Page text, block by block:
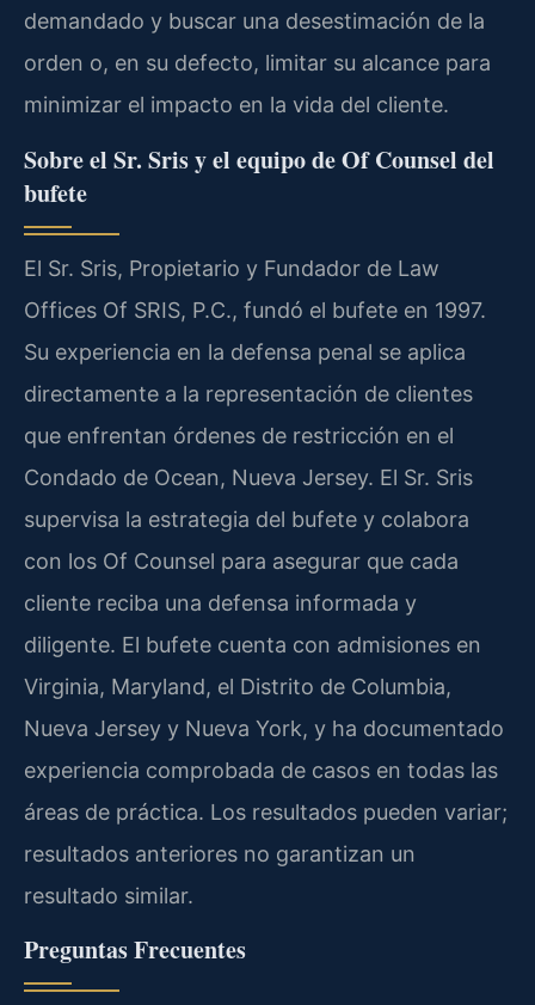
demandado y buscar una desestimación de la
orden o, en su defecto, limitar su alcance para
minimizar el impacto en la vida del cliente.
Sobre el Sr. Sris y el equipo de Of Counsel del
bufete
El Sr. Sris, Propietario y Fundador de Law
Offices Of SRIS, P.C., fundó el bufete en 1997.
Su experiencia en la defensa penal se aplica
directamente a la representación de clientes
que enfrentan órdenes de restricción en el
Condado de Ocean, Nueva Jersey. El Sr. Sris
supervisa la estrategia del bufete y colabora
con los Of Counsel para asegurar que cada
cliente reciba una defensa informada y
diligente. El bufete cuenta con admisiones en
Virginia, Maryland, el Distrito de Columbia,
Nueva Jersey y Nueva York, y ha documentado
experiencia comprobada de casos en todas las
áreas de práctica. Los resultados pueden variar;
resultados anteriores no garantizan un
resultado similar.
Preguntas Frecuentes